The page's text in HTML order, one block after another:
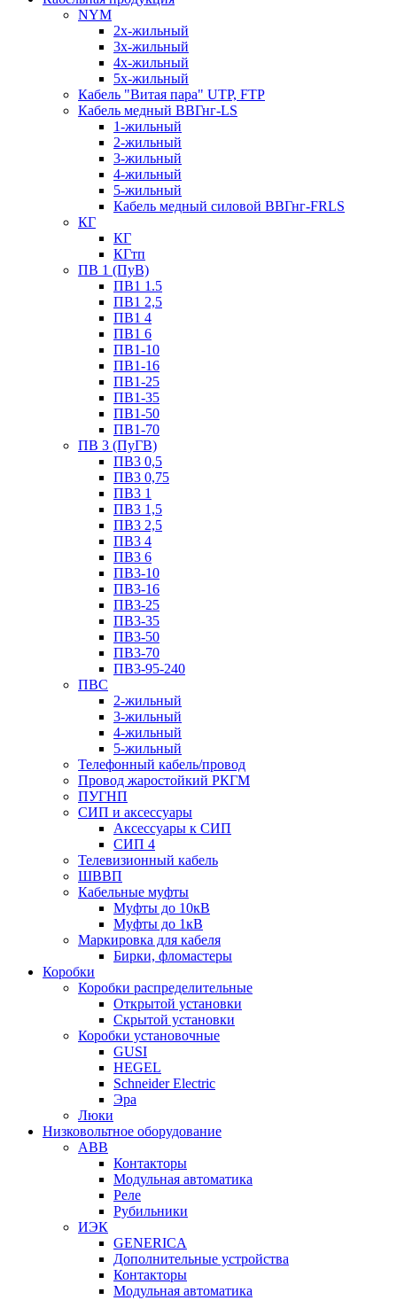
NYM
2х-жильный
3х-жильный
4х-жильный
5х-жильный
Кабель "Витая пара" UTP, FTP
Кабель медный ВВГнг-LS
1-жильный
2-жильный
3-жильный
4-жильный
5-жильный
Кабель медный силовой ВВГнг-FRLS
КГ
КГ
КГтп
ПВ 1 (ПуВ)
ПВ1 1.5
ПВ1 2,5
ПВ1 4
ПВ1 6
ПВ1-10
ПВ1-16
ПВ1-25
ПВ1-35
ПВ1-50
ПВ1-70
ПВ 3 (ПуГВ)
ПВ3 0,5
ПВ3 0,75
ПВ3 1
ПВ3 1,5
ПВ3 2,5
ПВ3 4
ПВ3 6
ПВ3-10
ПВ3-16
ПВ3-25
ПВ3-35
ПВ3-50
ПВ3-70
ПВ3-95-240
ПВС
2-жильный
3-жильный
4-жильный
5-жильный
Телефонный кабель/провод
Провод жаростойкий РКГМ
ПУГНП
СИП и аксессуары
Аксессуары к СИП
СИП 4
Телевизионный кабель
ШВВП
Кабельные муфты
Муфты до 10кВ
Муфты до 1кВ
Маркировка для кабеля
Бирки, фломастеры
Коробки
Коробки распределительные
Открытой установки
Скрытой установки
Коробки установочные
GUSI
HEGEL
Schneider Electric
Эра
Люки
Низковольтное оборудование
ABB
Контакторы
Модульная автоматика
Реле
Рубильники
ИЭК
GENERICA
Дополнительные устройства
Контакторы
Модульная автоматика